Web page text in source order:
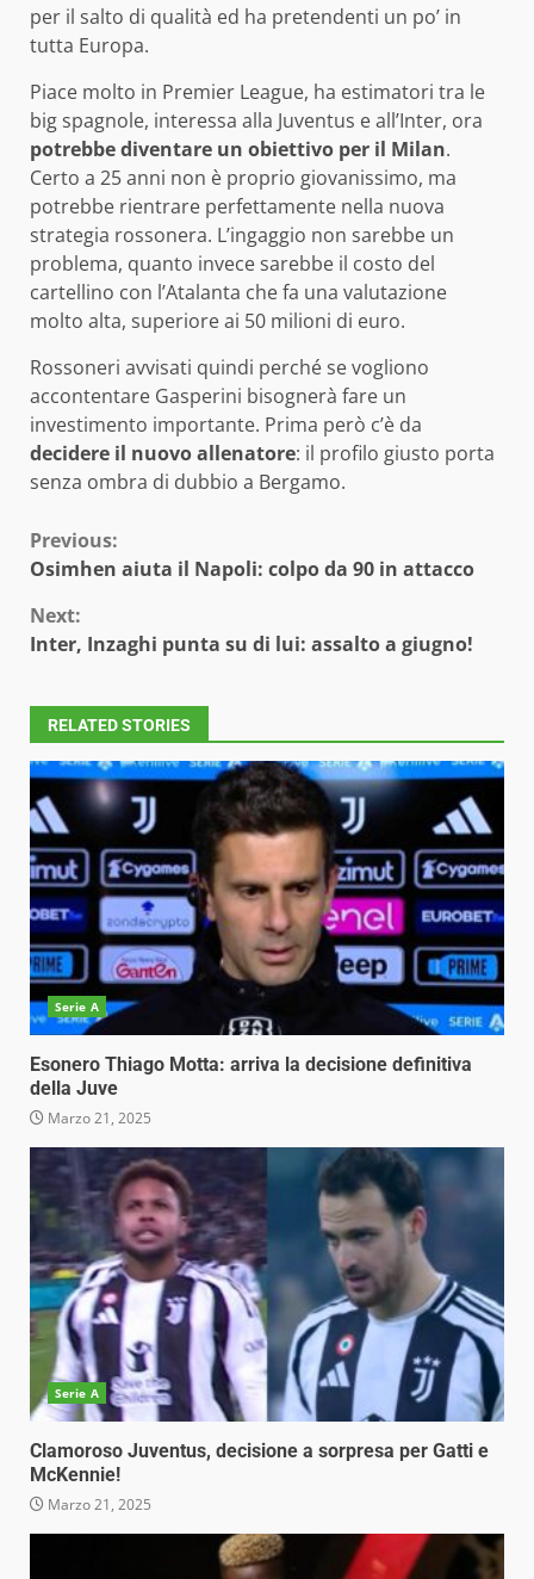
per il salto di qualità ed ha pretendenti un po’ in
tutta Europa.
Piace molto in Premier League, ha estimatori tra le
big spagnole, interessa alla Juventus e all’Inter, ora
potrebbe diventare un obiettivo per il Milan.
Certo a 25 anni non è proprio giovanissimo, ma
potrebbe rientrare perfettamente nella nuova
strategia rossonera. L’ingaggio non sarebbe un
problema, quanto invece sarebbe il costo del
cartellino con l’Atalanta che fa una valutazione
molto alta, superiore ai 50 milioni di euro.
Rossoneri avvisati quindi perché se vogliono
accontentare Gasperini bisognerà fare un
investimento importante. Prima però c’è da
decidere il nuovo allenatore: il profilo giusto porta
senza ombra di dubbio a Bergamo.
Continue
Previous:
Osimhen aiuta il Napoli: colpo da 90 in attacco
Next:
Inter, Inzaghi punta su di lui: assalto a giugno!
RELATED STORIES
Serie A
Esonero Thiago Motta: arriva la decisione definitiva
della Juve
Marzo 21, 2025
Serie A
Clamoroso Juventus, decisione a sorpresa per Gatti e
McKennie!
Marzo 21, 2025